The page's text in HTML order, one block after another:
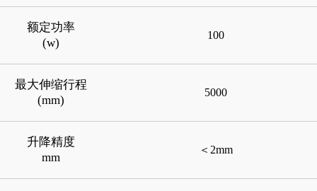
额定功率
(w)
100
最大伸缩行程
(mm)
5000
升降精度
mm
＜2mm